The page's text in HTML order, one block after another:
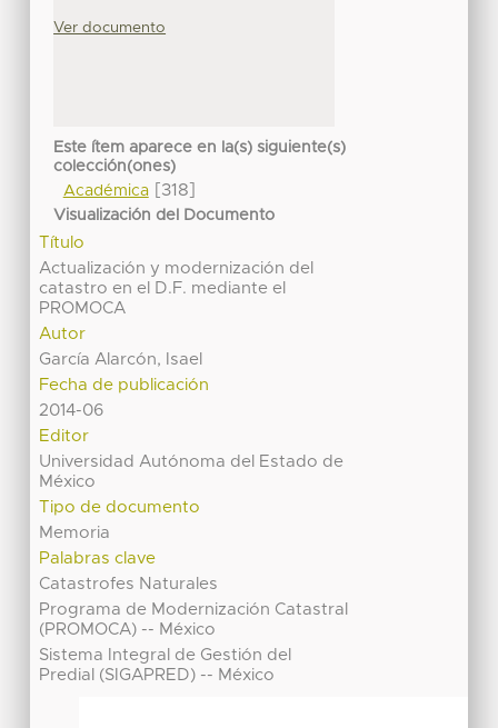
Ver documento
Este ítem aparece en la(s) siguiente(s)
colección(ones)
Académica[318]
Visualización del Documento
Título
Actualización y modernización del
catastro en el D.F. mediante el
PROMOCA
Autor
García Alarcón, Isael
Fecha de publicación
2014-06
Editor
Universidad Autónoma del Estado de
México
Tipo de documento
Memoria
Palabras clave
Catastrofes Naturales
Programa de Modernización Catastral
(PROMOCA) -- México
Sistema Integral de Gestión del
Predial (SIGAPRED) -- México